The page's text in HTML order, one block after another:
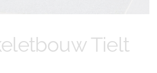
Tielt